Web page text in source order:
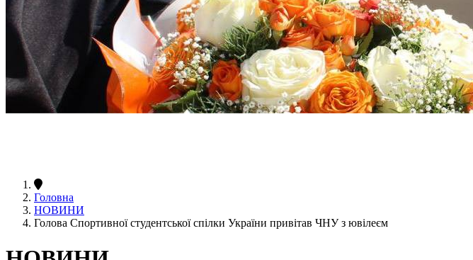
Головна
НОВИНИ
Голова Спортивної студентської спілки України привітав ЧНУ з ювілеєм